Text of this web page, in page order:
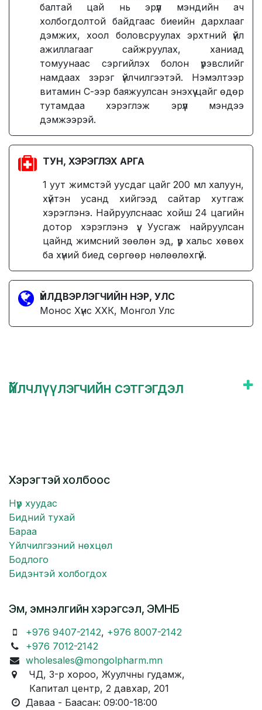
балтай цай нь эрүүл мэндийн ач
холбогдолтой байдгаас биеийн дархлааг
дэмжих, хоол боловсруулах эрхтний үйл
ажиллагааг сайжруулах, ханиад
томуунаас сэргийлэх болон үрэвслийг
намдаах зэрэг үйлчилгээтэй. Нэмэлтээр
витамин С-ээр баяжуулсан энэхүү цайг өдөр
тутамдаа хэрэглэж эрүүл мэндээ
дэмжээрэй.
ТУН, ХЭРЭГЛЭХ АРГА
1 уут жимстэй уусдаг цайг 200 мл халуун,
хүйтэн усанд хийгээд сайтар хутгаж
хэрэглэнэ. Найруулснаас хойш 24 цагийн
дотор хэрэглэнэ үү. Уусгаж найруулсан
цайнд жимсний зөөлөн эд, үр хальс хөвөх
ба хүний биед сөргөөр нөлөөлөхгүй.
ҮЙЛДВЭРЛЭГЧИЙН НЭР, УЛС
Монос Хүнс ХХК, Монгол Улс
Үйлчлүүлэгчийн сэтгэгдэл
Хэрэгтэй холбоос
Нүүр хуудас
Бидний тухай
Бараа
Үйлчилгээний нөхцөл
Бодлого
Бидэнтэй холбогдох
Эм, эмнэлгийн хэрэгсэл, ЭМНБ
+976 9407-2142, +976 8007-2142
+976 7012-2142
wholesales@mongolpharm.mn
ЧД, 3-р хороо, Жуулчны гудамж,
Капитал центр, 2 давхар, 201
Даваа - Баасан: 09:00-18:00